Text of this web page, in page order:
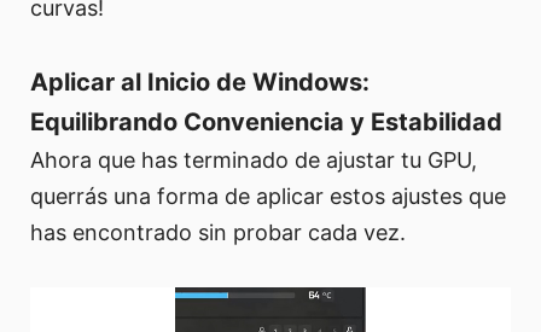
curvas!
Aplicar al Inicio de Windows:
Equilibrando Conveniencia y Estabilidad
Ahora que has terminado de ajustar tu GPU,
querrás una forma de aplicar estos ajustes que
has encontrado sin probar cada vez.